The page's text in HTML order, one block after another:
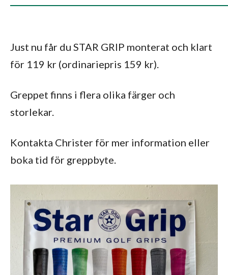
Just nu får du STAR GRIP monterat och klart
för 119 kr (ordinariepris 159 kr).
Greppet finns i flera olika färger och
storlekar.
Kontakta Christer för mer information eller
boka tid för greppbyte.